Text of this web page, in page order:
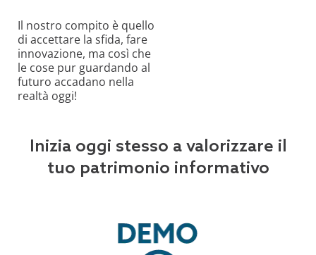
Il nostro compito è quello
di accettare la sfida, fare
innovazione, ma così che
le cose pur guardando al
futuro accadano nella
realtà oggi!
Inizia oggi stesso a valorizzare il
tuo patrimonio informativo